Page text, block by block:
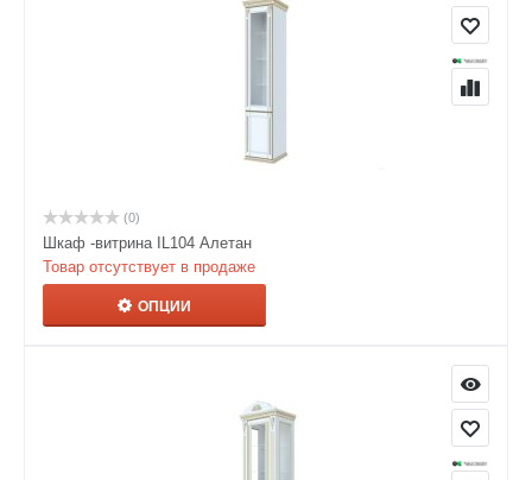
(0)
Шкаф -витрина IL104 Алетан
Товар отсутствует в продаже
ОПЦИИ